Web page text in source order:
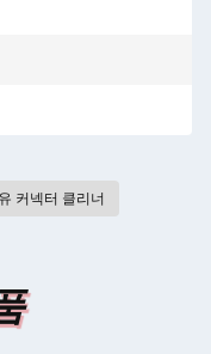
커넥터 클리너